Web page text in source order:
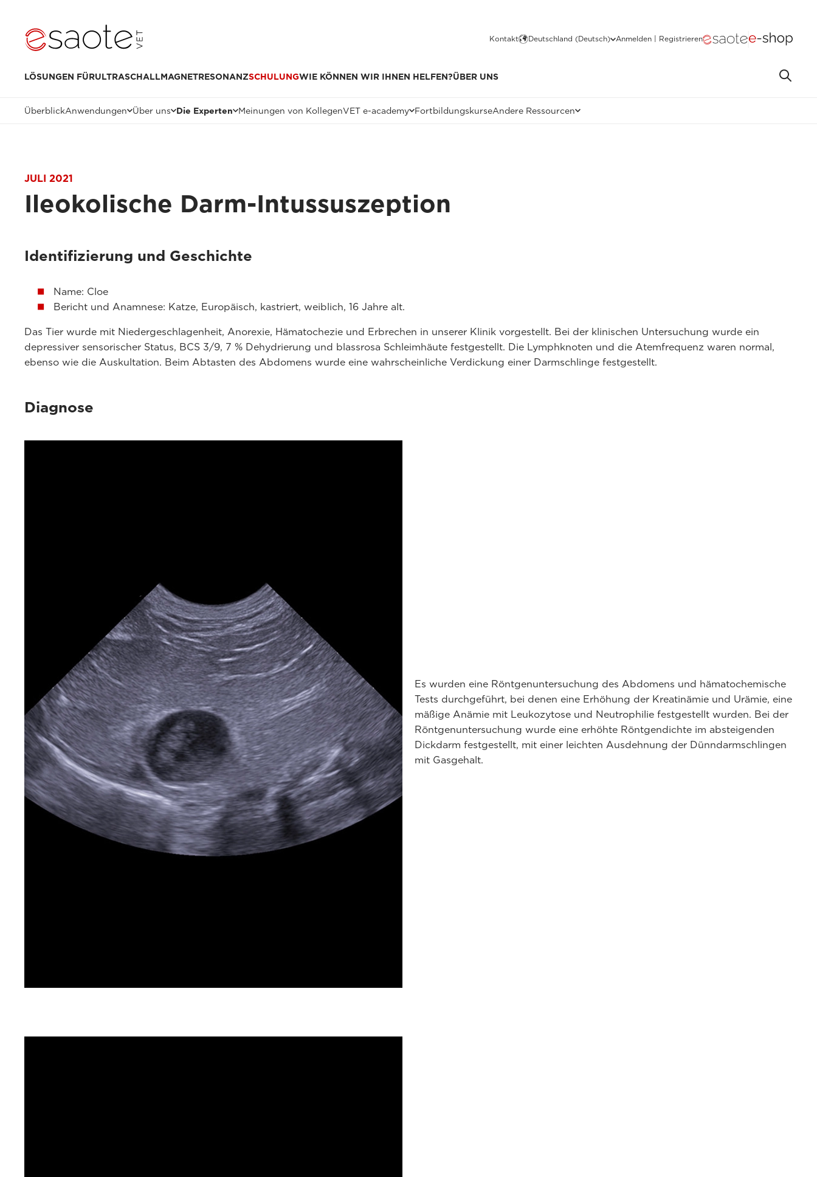
Kontakt Deutschland (Deutsch) Anmelden | Registrieren
LÖSUNGEN FÜRULTRASCHALLMAGNETRESONANZSCHULUNGWIE KÖNNEN WIR IHNEN HELFEN?ÜBER UNS
ÜberblickAnwendungen Über uns Die Experten Meinungen von KollegenVET e-academy FortbildungskurseAndere Ressourcen
JULI 2021
Ileokolische Darm-Intussuszeption
Identifizierung und Geschichte
Name: Cloe
Bericht und Anamnese: Katze, Europäisch, kastriert, weiblich, 16 Jahre alt.
Das Tier wurde mit Niedergeschlagenheit, Anorexie, Hämatochezie und Erbrechen in unserer Klinik vorgestellt. Bei der klinischen Untersuchung wurde ein
depressiver sensorischer Status, BCS 3/9, 7 % Dehydrierung und blassrosa Schleimhäute festgestellt. Die Lymphknoten und die Atemfrequenz waren normal,
ebenso wie die Auskultation. Beim Abtasten des Abdomens wurde eine wahrscheinliche Verdickung einer Darmschlinge festgestellt.
Diagnose
Es wurden eine Röntgenuntersuchung des Abdomens und hämatochemische
Tests durchgeführt, bei denen eine Erhöhung der Kreatinämie und Urämie, eine
mäßige Anämie mit Leukozytose und Neutrophilie festgestellt wurden. Bei der
Röntgenuntersuchung wurde eine erhöhte Röntgendichte im absteigenden
Dickdarm festgestellt, mit einer leichten Ausdehnung der Dünndarmschlingen
mit Gasgehalt.